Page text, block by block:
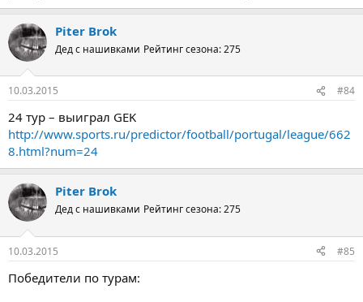
Piter Brok
Дед с нашивками Рейтинг сезона: 275
10.03.2015 #84
24 тур – выиграл GEK
http://www.sports.ru/predictor/football/portugal/league/662
8.html?num=24
Piter Brok
Дед с нашивками Рейтинг сезона: 275
10.03.2015 #85
Победители по турам: